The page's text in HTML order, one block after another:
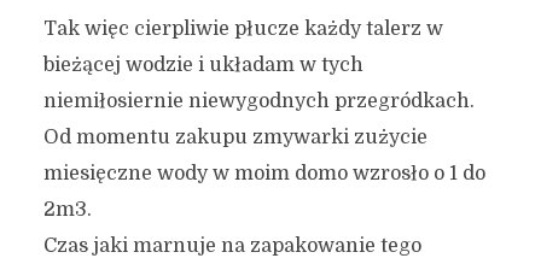
Tak więc cierpliwie płucze każdy talerz w
bieżącej wodzie i układam w tych
niemiłosiernie niewygodnych przegródkach.
Od momentu zakupu zmywarki zużycie
miesięczne wody w moim domo wzrosło o 1 do
2m3.
Czas jaki marnuje na zapakowanie tego